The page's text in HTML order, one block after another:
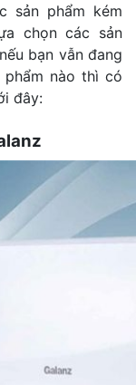
sản phẩm kém
chọn các sản
bạn vẫn đang
phẩm nào thì có
đây: